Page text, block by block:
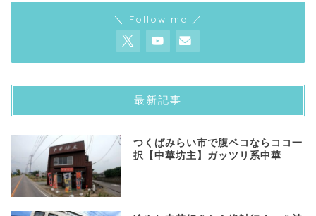
＼ Follow me ／
最新記事
つくばみらい市で腹ペコならココ一
択【中華坊主】ガッツリ系中華